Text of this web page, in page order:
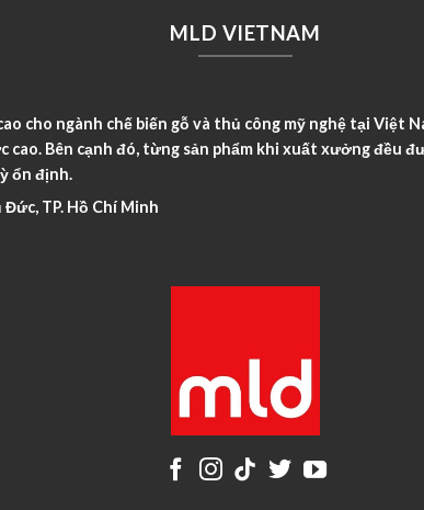
MLD VIETNAM
cho ngành chế biến gỗ và thủ công mỹ nghệ tại Việt
Bên cạnh đó, từng sản phẩm khi xuất xưởng đều
ổn định.
TP. Hồ Chí Minh